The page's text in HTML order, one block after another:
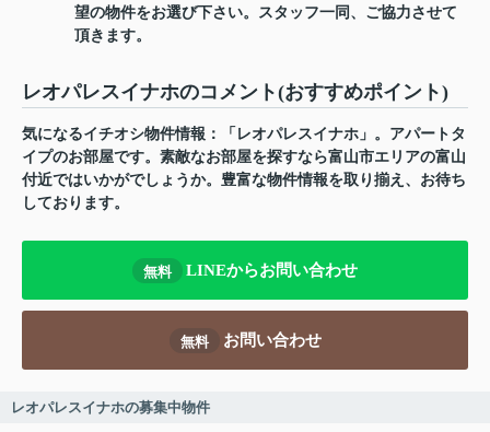
望の物件をお選び下さい。スタッフ一同、ご協力させて
頂きます。
レオパレスイナホのコメント(おすすめポイント)
気になるイチオシ物件情報：「レオパレスイナホ」。アパートタ
イプのお部屋です。素敵なお部屋を探すなら富山市エリアの富山
付近ではいかがでしょうか。豊富な物件情報を取り揃え、お待ち
しております。
無料 LINEからお問い合わせ
無料 お問い合わせ
レオパレスイナホの募集中物件